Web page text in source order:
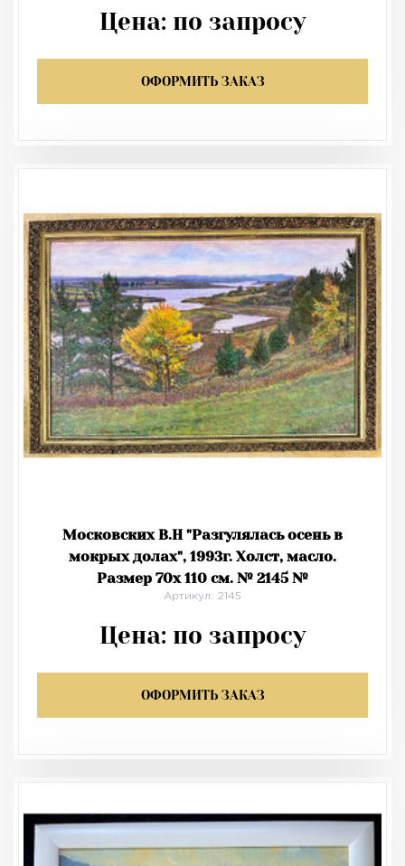
Цена: по запросу
ОФОРМИТЬ ЗАКАЗ
Московских В.Н "Разгулялась осень в
мокрых долах", 1993г. Холст, масло.
Размер 70х 110 см. № 2145 №
Артикул: 2145
Цена: по запросу
ОФОРМИТЬ ЗАКАЗ